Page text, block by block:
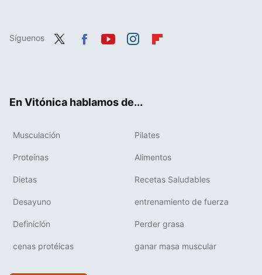
Síguenos
En Vitónica hablamos de...
Musculación Pilates
Proteínas Alimentos
Dietas Recetas Saludables
Desayuno entrenamiento de fuerza
Definición Perder grasa
cenas protéicas ganar masa muscular